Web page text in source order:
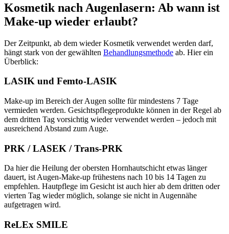
Kosmetik nach Augenlasern: Ab wann ist
Make-up wieder erlaubt?
Der Zeitpunkt, ab dem wieder Kosmetik verwendet werden darf,
hängt stark von der gewählten Behandlungsmethode ab. Hier ein
Überblick:
LASIK und Femto-LASIK
Make-up im Bereich der Augen sollte für mindestens 7 Tage
vermieden werden. Gesichtspflegeprodukte können in der Regel ab
dem dritten Tag vorsichtig wieder verwendet werden – jedoch mit
ausreichend Abstand zum Auge.
PRK / LASEK / Trans-PRK
Da hier die Heilung der obersten Hornhautschicht etwas länger
dauert, ist Augen-Make-up frühestens nach 10 bis 14 Tagen zu
empfehlen. Hautpflege im Gesicht ist auch hier ab dem dritten oder
vierten Tag wieder möglich, solange sie nicht in Augennähe
aufgetragen wird.
ReLEx SMILE